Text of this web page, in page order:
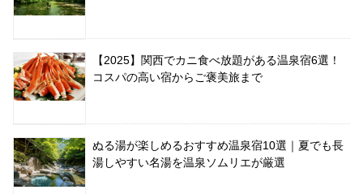
【2025】関西でカニ食べ放題がある温泉宿6選！
コスパの高い宿からご褒美旅まで
ぬる湯が楽しめるおすすめ温泉宿10選｜夏でも長
湯しやすい名湯を温泉ソムリエが厳選